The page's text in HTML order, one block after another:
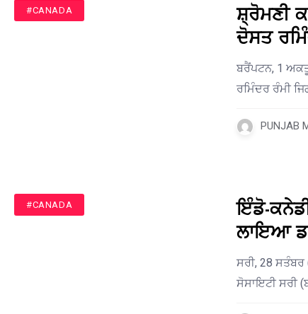
#CANADA
ਸ਼੍ਰੋਮਣੀ
ਦੋਸਤ
ਬਰੈਂਪਟਨ, 1
ਰਮਿੰਦਰ ਰੰਮੀ
PUNJAB
#CANADA
ਇੰਡੋ-
ਲਾਇਆ
ਸਰੀ, 28
ਸੋਸਾਇਟੀ ਸਰੀ